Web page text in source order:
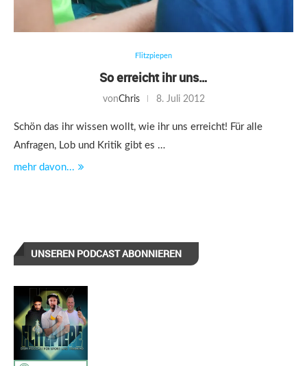
Flitzpiepen
So erreicht ihr uns…
vonChris 8. Juli 2012
Schön das ihr wissen wollt, wie ihr uns erreicht! Für alle
Anfragen, Lob und Kritik gibt es …
mehr davon...
UNSEREN PODCAST ABONNIEREN